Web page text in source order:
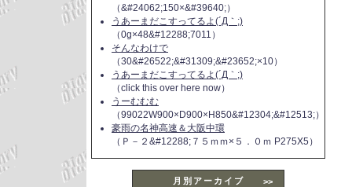
（&#24062;150×&#39640;）
うあーまだこすってるよ(´Д｀;)
（0g×48&#12288;7011）
そんなわけで
（30&#26522;&#31309;&#23652;×10）
うあーまだこすってるよ(´Д｀;)
（click this over here now）
うーむむむ
（99022W900×D900×H850&#12304;&#12513;）
豪雨の名神高速＆大阪中環
（Ｐ－２&#12288;７５ｍｍ×５．０ｍ P275X5）
月別アーカイブ >>